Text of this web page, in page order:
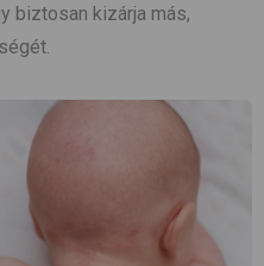
biztosan kizárja más,